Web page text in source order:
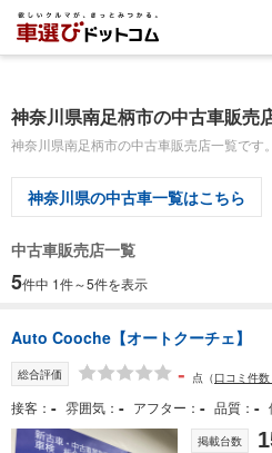
神奈川県南足柄市の中古車販売
神奈川県南足柄市の中古車販売店一覧です。
神奈川県の中古車一覧はこちら
中古車販売店一覧
5件中 1件～5件を表示
Auto Cooche【オートクーチェ】
総合評価 - 点 （口コミ件
接客 - 雰囲気 - アフター - 品質 -
掲載台数